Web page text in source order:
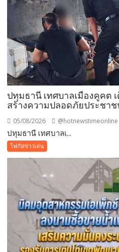
ปทุมธานี เทศบาลเมืองคูคต
สร้างความปลอดภัยประชา
05/08/2026 @hotnewstimeonline
ปทุมธานี เทศบาลเ...
โฟกัสข่าวเด่น